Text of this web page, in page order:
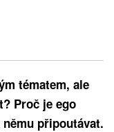
tématem, ale
Proč je ego
připoutávat.